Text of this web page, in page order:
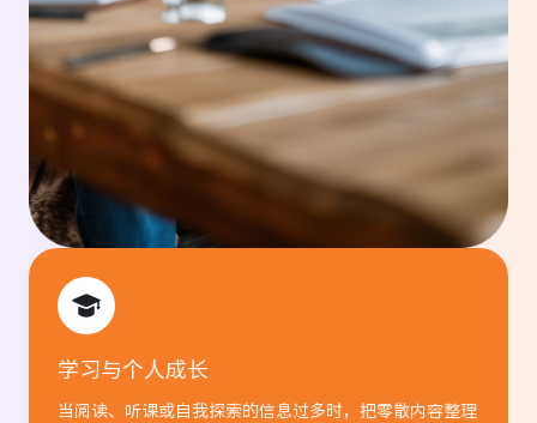
林雅音
企业培训讲师
我最常用
。上传课件，
GitMind 自动整理重点，课程结构一目了然，
周明
当阅读、听课或自我探索的信息过多时，把零散内容整理
学习与个人成长
当阅读、听课或自我探索的信息过多时，把零散内容整理